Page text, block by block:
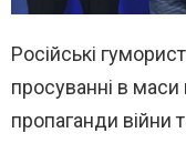
Російські
просуванні в маси
пропаганди війни